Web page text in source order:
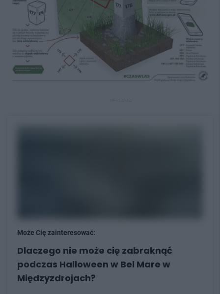
Może Cię zainteresować:
Dlaczego nie może cię zabraknąć
podczas Halloween w Bel Mare w
Międzyzdrojach?